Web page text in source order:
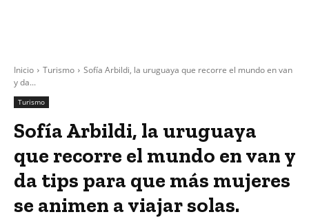
Inicio Turismo
Sofía Arbildi, la uruguaya que recorre el mundo en van
y da...
Turismo
Sofía Arbildi, la uruguaya
que recorre el mundo en van y
da tips para que más mujeres
se animen a viajar solas.